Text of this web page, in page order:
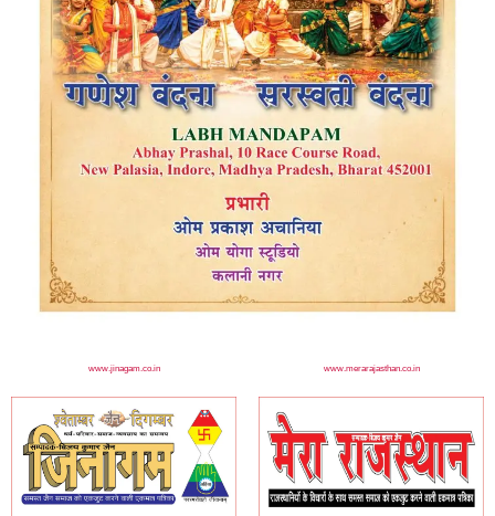
www.jinagam.co.in www.merarajasthan.co.in